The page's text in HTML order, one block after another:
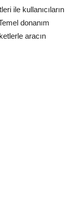
ile kullanıcıların
donanım
aracın